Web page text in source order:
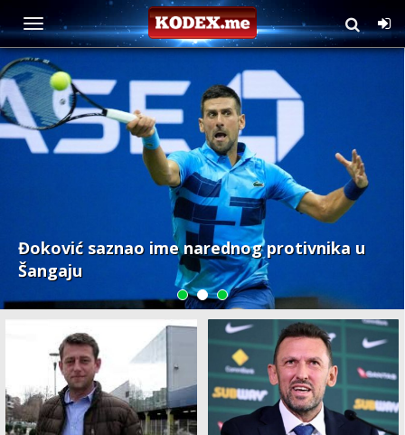
Sport
Đoković saznao ime narednog protivnika u
Šangaju